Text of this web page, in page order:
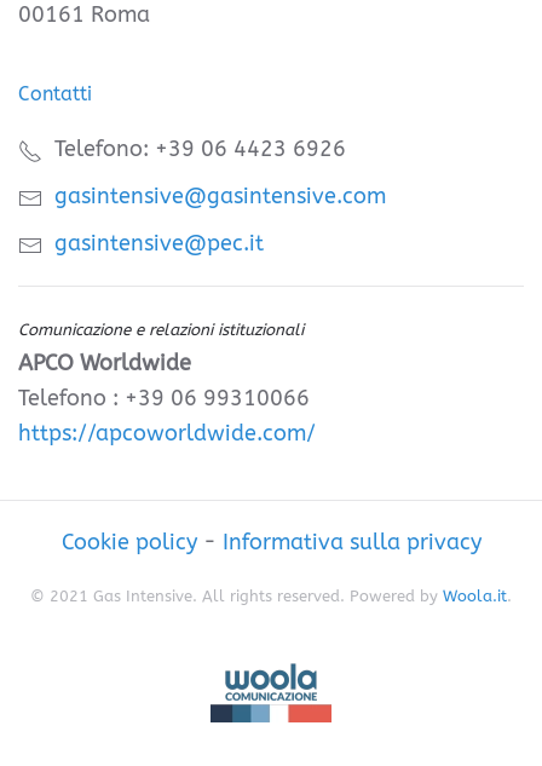
00161 Roma
Contatti
Telefono: +39 06 4423 6926
gasintensive@gasintensive.com
gasintensive@pec.it
Comunicazione e relazioni istituzionali
APCO Worldwide
Telefono : +39 06 99310066
https://apcoworldwide.com/
Cookie policy- Informativa sulla privacy
© 2021 Gas Intensive. All rights reserved. Powered by Woola.it.